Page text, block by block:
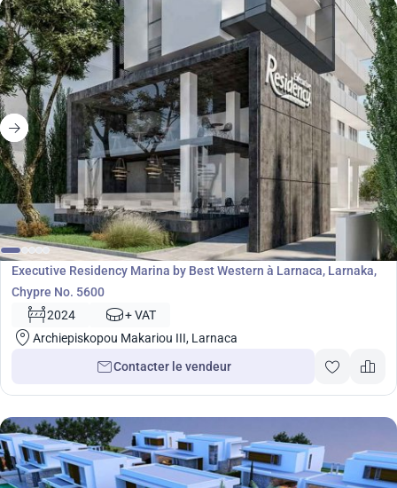
Développement
Executive Residency Marina by Best Western à Larnaca, Larnaka,
Chypre No. 5600
2024
+ VAT
Archiepiskopou Makariou III, Larnaca
Contacter le vendeur